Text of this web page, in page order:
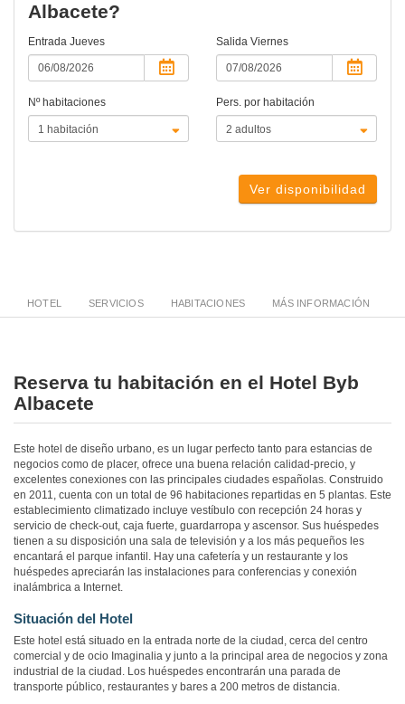
Albacete?
Entrada Jueves Salida Viernes
Nº habitaciones Pers. por habitación
Ver disponibilidad
HOTEL SERVICIOS HABITACIONES MÁS INFORMACIÓN
Reserva tu habitación en el Hotel Byb
Albacete
Este hotel de diseño urbano, es un lugar perfecto tanto para estancias de
negocios como de placer, ofrece una buena relación calidad-precio, y
excelentes conexiones con las principales ciudades españolas. Construido
en 2011, cuenta con un total de 96 habitaciones repartidas en 5 plantas. Este
establecimiento climatizado incluye vestíbulo con recepción 24 horas y
servicio de check-out, caja fuerte, guardarropa y ascensor. Sus huéspedes
tienen a su disposición una sala de televisión y a los más pequeños les
encantará el parque infantil. Hay una cafetería y un restaurante y los
huéspedes apreciarán las instalaciones para conferencias y conexión
inalámbrica a Internet.
Situación del Hotel
Este hotel está situado en la entrada norte de la ciudad, cerca del centro
comercial y de ocio Imaginalia y junto a la principal area de negocios y zona
industrial de la ciudad. Los huéspedes encontrarán una parada de
transporte público, restaurantes y bares a 200 metros de distancia.